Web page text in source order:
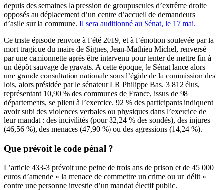
depuis des semaines la pression de groupuscules d’extrême droite
opposés au déplacement d’un centre d’accueil de demandeurs
d’asile sur la commune. Il sera auditionné au Sénat, le 17 mai.
Ce triste épisode renvoie à l’été 2019, et à l’émotion soulevée par la
mort tragique du maire de Signes, Jean-Mathieu Michel, renversé
par une camionnette après être intervenu pour tenter de mettre fin à
un dépôt sauvage de gravats. A cette époque, le Sénat lance alors
une grande consultation nationale sous l’égide de la commission des
lois, alors présidée par le sénateur LR Philippe Bas. 3 812 élus,
représentant 10,90 % des communes de France, issus de 98
départements, se plient à l’exercice. 92 % des participants indiquent
avoir subi des violences verbales ou physiques dans l’exercice de
leur mandat : des incivilités (pour 82,24 % des sondés), des injures
(46,56 %), des menaces (47,90 %) ou des agressions (14,24 %).
Que prévoit le code pénal ?
L’article 433-3 prévoit une peine de trois ans de prison et de 45 000
euros d’amende « la menace de commettre un crime ou un délit »
contre une personne investie d’un mandat électif public.